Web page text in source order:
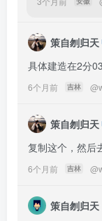
策自刎归天
具体建造在2分
6个月前 吉林 @
策自刎归天
复制这个，然后
6个月前 吉林 @
策自刎归天